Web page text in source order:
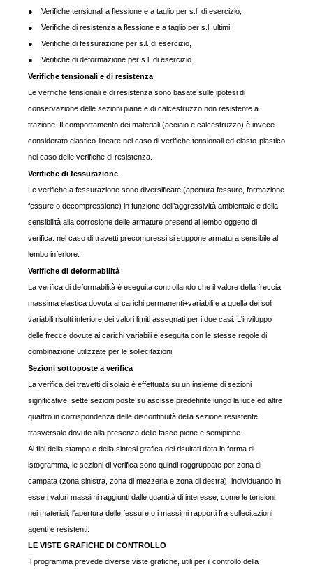
● Verifiche tensionali a flessione e a taglio per s.l. di esercizio,
● Verifiche di resistenza a flessione e a taglio per s.l. ultimi,
● Verifiche di fessurazione per s.l. di esercizio,
● Verifiche di deformazione per s.l. di esercizio.
Verifiche tensionali e di resistenza
Le verifiche tensionali e di resistenza sono basate sulle ipotesi di
conservazione delle sezioni piane e di calcestruzzo non resistente a
trazione. Il comportamento dei materiali (acciaio e calcestruzzo) è invece
considerato elastico-lineare nel caso di verifiche tensionali ed elasto-plastico
nel caso delle verifiche di resistenza.
Verifiche di fessurazione
Le verifiche a fessurazione sono diversificate (apertura fessure, formazione
fessure o decompressione) in funzione dell’aggressività ambientale e della
sensibilità alla corrosione delle armature presenti al lembo oggetto di
verifica: nel caso di travetti precompressi si suppone armatura sensibile al
lembo inferiore.
Verifiche di deformabilità
La verifica di deformabilità è eseguita controllando che il valore della freccia
massima elastica dovuta ai carichi permanenti+variabili e a quella dei soli
variabili risulti inferiore dei valori limiti assegnati per i due casi. L'inviluppo
delle frecce dovute ai carichi variabili è eseguita con le stesse regole di
combinazione utilizzate per le sollecitazioni.
Sezioni sottoposte a verifica
La verifica dei travetti di solaio è effettuata su un insieme di sezioni
significative: sette sezioni poste su ascisse predefinite lungo la luce ed altre
quattro in corrispondenza delle discontinuità della sezione resistente
trasversale dovute alla presenza delle fasce piene e semipiene.
Ai fini della stampa e della sintesi grafica dei risultati data in forma di
istogramma, le sezioni di verifica sono quindi raggruppate per zona di
campata (zona sinistra, zona di mezzeria e zona di destra), individuando in
esse i valori massimi raggiunti dalle quantità di interesse, come le tensioni
nei materiali, l'apertura delle fessure o i massimi rapporti fra sollecitazioni
agenti e resistenti.
LE VISTE GRAFICHE DI CONTROLLO
Il programma prevede diverse viste grafiche, utili per il controllo della